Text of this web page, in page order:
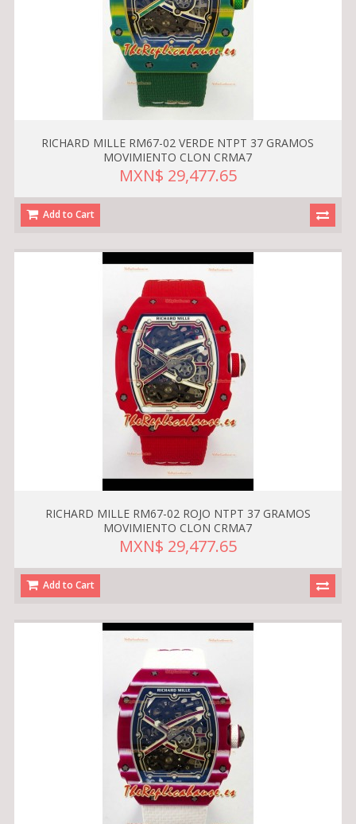
RICHARD MILLE RM67-02 VERDE NTPT 37 GRAMOS
MOVIMIENTO CLON CRMA7
MXN$ 29,477.65
Add to Cart
RICHARD MILLE RM67-02 ROJO NTPT 37 GRAMOS
MOVIMIENTO CLON CRMA7
MXN$ 29,477.65
Add to Cart